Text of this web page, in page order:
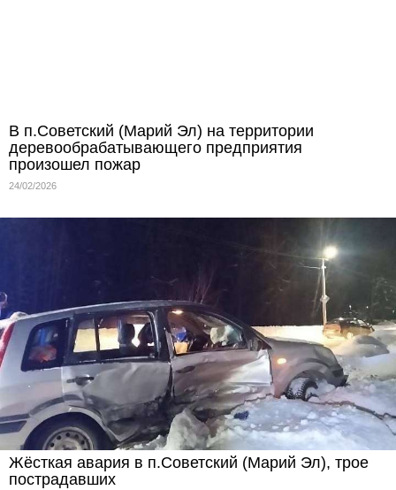
В п.Советский (Марий Эл) на территории
деревообрабатывающего предприятия
произошел пожар
24/02/2026
Жёсткая авария в п.Советский (Марий Эл), трое
пострадавших